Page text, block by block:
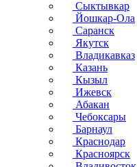
Сыктывкар
Йошкар-Ола
Саранск
Якутск
Владикавказ
Казань
Кызыл
Ижевск
Абакан
Чебоксары
Барнаул
Краснодар
Красноярск